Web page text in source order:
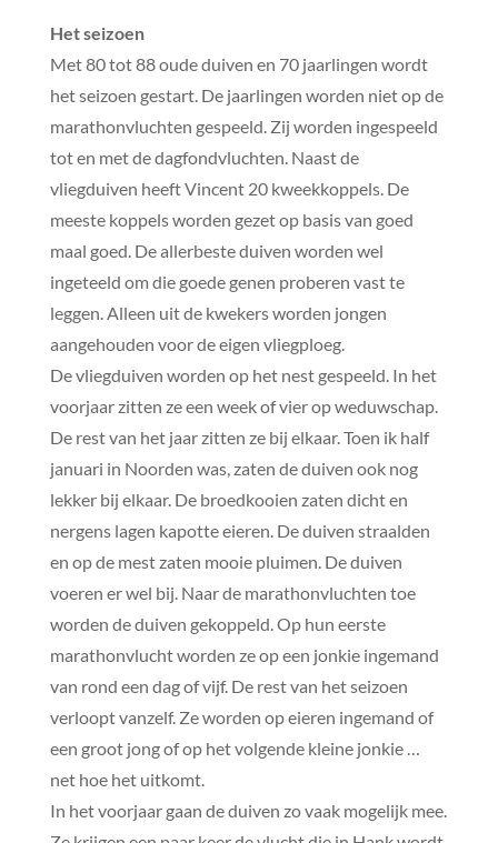
Het seizoen
Met 80 tot 88 oude duiven en 70 jaarlingen wordt
het seizoen gestart. De jaarlingen worden niet op de
marathonvluchten gespeeld. Zij worden ingespeeld
tot en met de dagfondvluchten. Naast de
vliegduiven heeft Vincent 20 kweekkoppels. De
meeste koppels worden gezet op basis van goed
maal goed. De allerbeste duiven worden wel
ingeteeld om die goede genen proberen vast te
leggen. Alleen uit de kwekers worden jongen
aangehouden voor de eigen vliegploeg.
De vliegduiven worden op het nest gespeeld. In het
voorjaar zitten ze een week of vier op weduwschap.
De rest van het jaar zitten ze bij elkaar. Toen ik half
januari in Noorden was, zaten de duiven ook nog
lekker bij elkaar. De broedkooien zaten dicht en
nergens lagen kapotte eieren. De duiven straalden
en op de mest zaten mooie pluimen. De duiven
voeren er wel bij. Naar de marathonvluchten toe
worden de duiven gekoppeld. Op hun eerste
marathonvlucht worden ze op een jonkie ingemand
van rond een dag of vijf. De rest van het seizoen
verloopt vanzelf. Ze worden op eieren ingemand of
een groot jong of op het volgende kleine jonkie …
net hoe het uitkomt.
In het voorjaar gaan de duiven zo vaak mogelijk mee.